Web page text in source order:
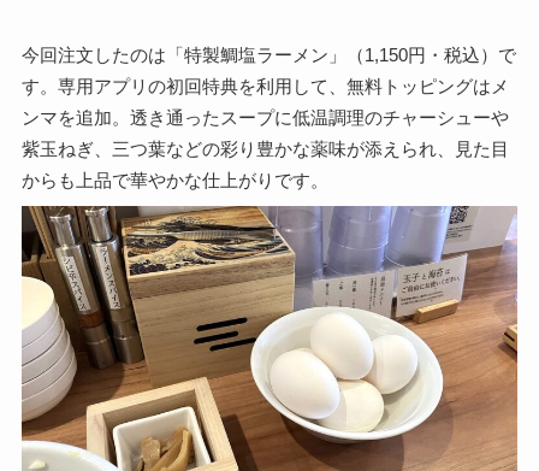
今回注文したのは「特製鯛塩ラーメン」（1,150円・税込）で
す。専用アプリの初回特典を利用して、無料トッピングはメ
ンマを追加。透き通ったスープに低温調理のチャーシューや
紫玉ねぎ、三つ葉などの彩り豊かな薬味が添えられ、見た目
からも上品で華やかな仕上がりです。